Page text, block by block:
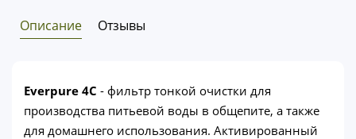
Описание Отзывы
Everpure 4C - фильтр тонкой очистки для
производства питьевой воды в общепите, а также
для домашнего использования. Активированный